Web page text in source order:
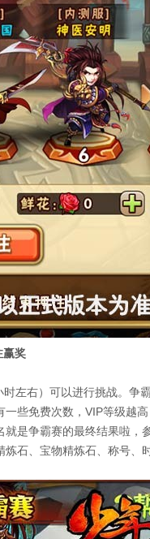
赢奖
右）可以进行挑战。争
些免费次数，VIP等级越
是争霸赛的最终结果啦，
石、宝物精炼石、称号、